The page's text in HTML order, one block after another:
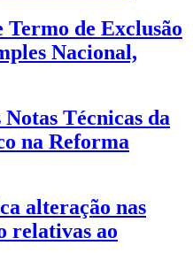
de Exclusão
Nacional,
Técnicas da
na Reforma
alteração nas
relativas ao